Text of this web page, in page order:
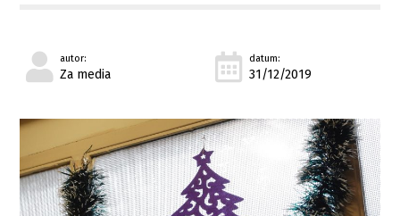
autor:
Za media
datum:
31/12/2019